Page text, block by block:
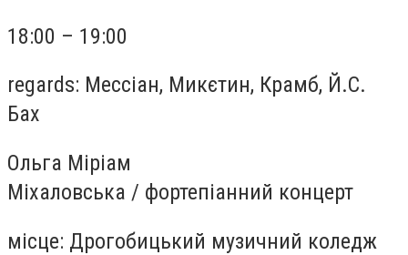
18:00 – 19:00
regards: Мессіан, Микєтин, Крамб, Й.С.
Бах
Ольга Міріам
Міхаловська / фортепіанний концерт
місце: Дрогобицький музичний коледж